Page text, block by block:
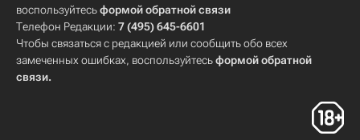
воспользуйтесьформой обратной связи
Телефон Редакции: 7 (495) 645-6601
Чтобы связаться с редакцией или сообщить обо всех
замеченных ошибках, воспользуйтесьформой обратной
связи.